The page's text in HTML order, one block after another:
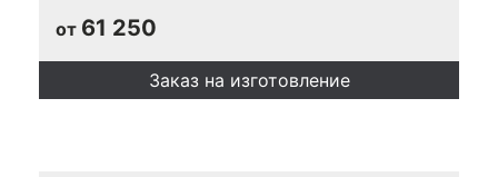
от 61 250
Заказ на изготовление